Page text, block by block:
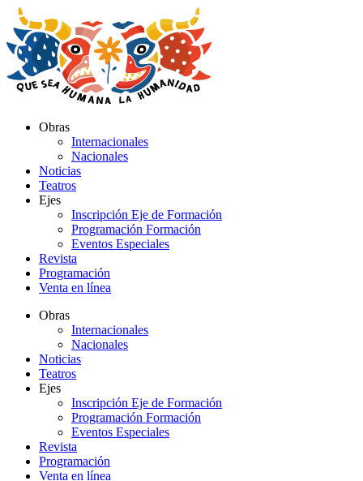
al
contenido
Obras
Internacionales
Nacionales
Noticias
Teatros
Ejes
Inscripción Eje de Formación
Programación Formación
Eventos Especiales
Revista
Programación
Venta en línea
Obras
Internacionales
Nacionales
Noticias
Teatros
Ejes
Inscripción Eje de Formación
Programación Formación
Eventos Especiales
Revista
Programación
Venta en línea